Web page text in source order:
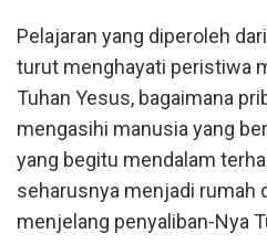
Pelajaran yang diperoleh dari
turut menghayati peristiwa
Tuhan Yesus, bagaimana
mengasihi manusia yang
yang begitu mendalam
seharusnya menjadi rumah
menjelang penyaliban-Nya